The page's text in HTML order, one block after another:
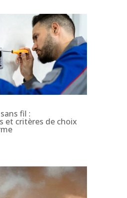
fil :
et critères de choix